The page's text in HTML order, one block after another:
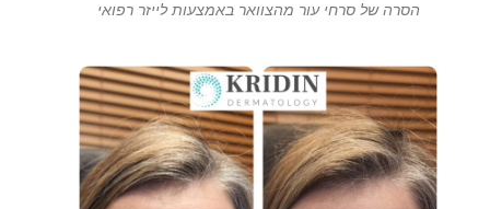
הסרה של סרחי עור מהצוואר באמצעות לייזר רפואי